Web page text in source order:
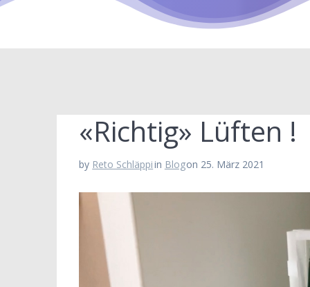
«Richtig» Lüften !
by Reto Schläppiin Blogon 25. März 2021